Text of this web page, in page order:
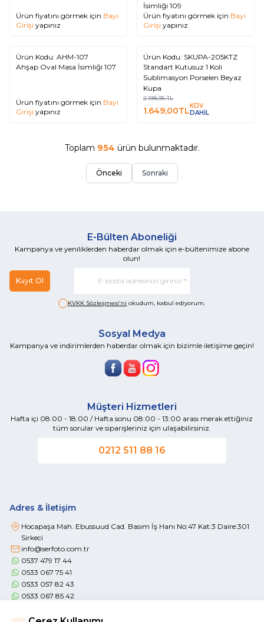
Ürün fiyatını görmek için Bayi
Girişi yapınız
İsimliği 109
Ürün fiyatını görmek için Bayi
Girişi yapınız
Ürün Kodu: AHM-107
Ahşap Oval Masa İsimliği 107
Ürün fiyatını görmek için Bayi
Girişi yapınız
%
25
Ürün Kodu: SKUPA-205KTZ
Standart Kutusuz 1 Koli
Sublimasyon Porselen Beyaz
Kupa
2.198,95TL
1.649,00TLKDV
DAHİL
Toplam 954 ürün bulunmaktadır.
Önceki Sonraki
E-Bülten Aboneliği
Kampanya ve yeniliklerden haberdar olmak için e-bültenimize abone
olun!
Kayıt Ol
KVKK Sözleşmesi'ni okudum, kabul ediyorum.
Sosyal Medya
Kampanya ve indirimlerden haberdar olmak için bizimle iletişime geçin!
Müşteri Hizmetleri
Hafta içi 08:00 - 18:00 / Hafta sonu 08:00 - 13:00 arası merak ettiğiniz
tüm sorular ve siparişleriniz için ulaşabilirsiniz.
0212 511 88 16
Adres & İletişim
Hocapaşa Mah. Ebussuud Cad. Basım İş Hanı No:47 Kat:3 Daire:301
Sirkeci
info@serfoto.com.tr
0537 479 17 44
0533 067 75 41
0533 057 82 43
0533 067 85 42